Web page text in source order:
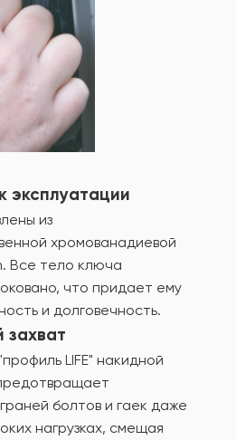
эксплуатации
из
хромованадиевой
Все тело ключа
что придает ему
и долговечность.
захват
LIFE" накидной
болтов и гаек даже
нагрузках, смещая